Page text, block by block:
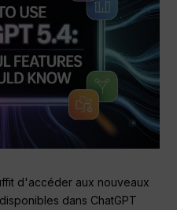
d'accéder aux nouveaux
dans ChatGPT